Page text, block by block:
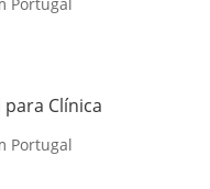
Clínica
Portugal